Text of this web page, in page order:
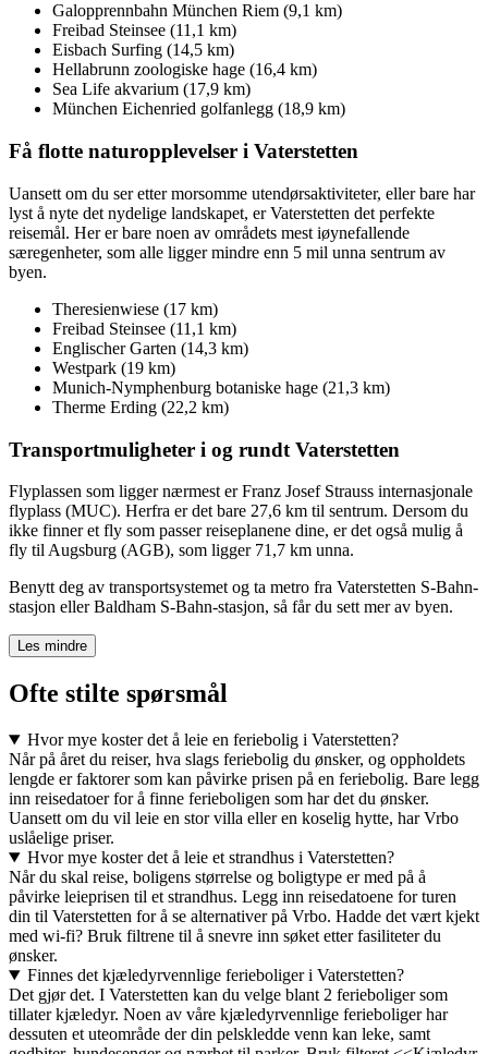
Galopprennbahn München Riem (9,1 km)
Freibad Steinsee (11,1 km)
Eisbach Surfing (14,5 km)
Hellabrunn zoologiske hage (16,4 km)
Sea Life akvarium (17,9 km)
München Eichenried golfanlegg (18,9 km)
Få flotte naturopplevelser i Vaterstetten
Uansett om du ser etter morsomme utendørsaktiviteter, eller bare har
lyst å nyte det nydelige landskapet, er Vaterstetten det perfekte
reisemål. Her er bare noen av områdets mest iøynefallende
særegenheter, som alle ligger mindre enn 5 mil unna sentrum av
byen.
Theresienwiese (17 km)
Freibad Steinsee (11,1 km)
Englischer Garten (14,3 km)
Westpark (19 km)
Munich-Nymphenburg botaniske hage (21,3 km)
Therme Erding (22,2 km)
Transportmuligheter i og rundt Vaterstetten
Flyplassen som ligger nærmest er Franz Josef Strauss internasjonale
flyplass (MUC). Herfra er det bare 27,6 km til sentrum. Dersom du
ikke finner et fly som passer reiseplanene dine, er det også mulig å
fly til Augsburg (AGB), som ligger 71,7 km unna.
Benytt deg av transportsystemet og ta metro fra Vaterstetten S-Bahn-
stasjon eller Baldham S-Bahn-stasjon, så får du sett mer av byen.
Les mindre
Ofte stilte spørsmål
Hvor mye koster det å leie en feriebolig i Vaterstetten?
Når på året du reiser, hva slags feriebolig du ønsker, og oppholdets
lengde er faktorer som kan påvirke prisen på en feriebolig. Bare legg
inn reisedatoer for å finne ferieboligen som har det du ønsker.
Uansett om du vil leie en stor villa eller en koselig hytte, har Vrbo
uslåelige priser.
Hvor mye koster det å leie et strandhus i Vaterstetten?
Når du skal reise, boligens størrelse og boligtype er med på å
påvirke leieprisen til et strandhus. Legg inn reisedatoene for turen
din til Vaterstetten for å se alternativer på Vrbo. Hadde det vært kjekt
med wi-fi? Bruk filtrene til å snevre inn søket etter fasiliteter du
ønsker.
Finnes det kjæledyrvennlige ferieboliger i Vaterstetten?
Det gjør det. I Vaterstetten kan du velge blant 2 ferieboliger som
tillater kjæledyr. Noen av våre kjæledyrvennlige ferieboliger har
dessuten et uteområde der din pelskledde venn kan leke, samt